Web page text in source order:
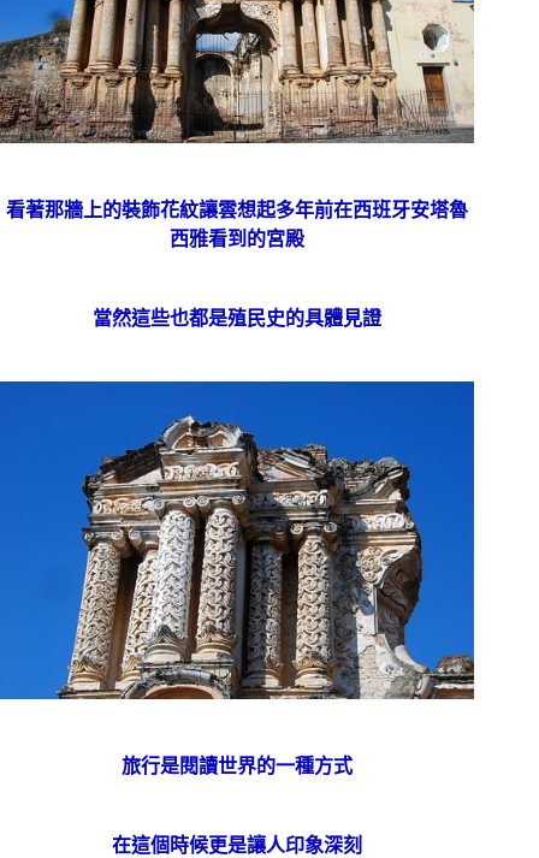
看著那牆上的裝飾花紋讓雲想起多年前在西班牙安塔魯
西雅看到的宮殿
當然這些也都是殖民史的具體見證
旅行是閱讀世界的一種方式
在這個時候更是讓人印象深刻